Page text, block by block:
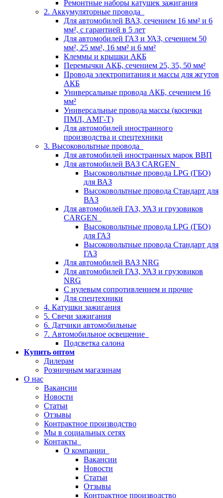
Ремонтные наборы катушек зажигания
2. Аккумуляторные провода
Для автомобилей ВАЗ, сечением 16 мм² и 6
мм², с гарантией в 5 лет
Для автомобилей ГАЗ и УАЗ, сечением 50
мм², 25 мм², 16 мм² и 6 мм²
Клеммы и крышки АКБ
Перемычки АКБ, сечением 25, 35, 50 мм²
Провода электропитания и массы для жгутов
АКБ
Универсальные провода АКБ, сечением 16
мм²
Универсальные провода массы (косички
ПМЛ, АМГ-Т)
Для автомобилей иностранного
производства и спецтехники
3. Высоковольтные провода
Для автомобилей иностранных марок ВВП
Для автомобилей ВАЗ CARGEN
Высоковольтные провода LPG (ГБО)
для ВАЗ
Высоковольтные провода Стандарт для
ВАЗ
Для автомобилей ГАЗ, УАЗ и грузовиков
CARGEN
Высоковольтные провода LPG (ГБО)
для ГАЗ
Высоковольтные провода Стандарт для
ГАЗ
Для автомобилей ВАЗ NRG
Для автомобилей ГАЗ, УАЗ и грузовиков
NRG
С нулевым сопротивлением и прочие
Для спецтехники
4. Катушки зажигания
5. Свечи зажигания
6. Датчики автомобильные
7. Автомобильное освещение
Подсветка салона
Купить оптом
Дилерам
Розничным магазинам
О нас
Вакансии
Новости
Статьи
Отзывы
Контрактное производство
Мы в социальных сетях
Контакты
О компании
Вакансии
Новости
Статьи
Отзывы
Контрактное производство